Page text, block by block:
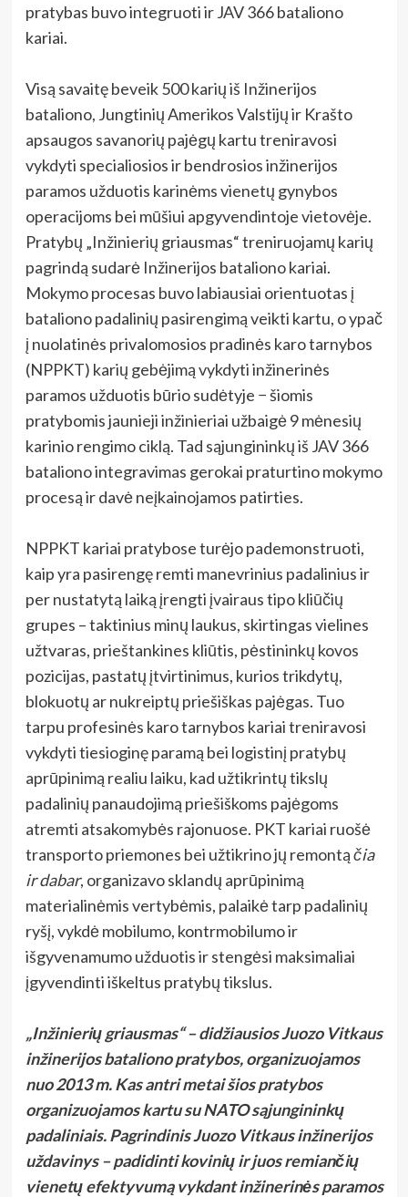
pratybas buvo integruoti ir JAV 366 bataliono
kariai.
Visą savaitę beveik 500 karių iš Inžinerijos
bataliono, Jungtinių Amerikos Valstijų ir Krašto
apsaugos savanorių pajėgų kartu treniravosi
vykdyti specialiosios ir bendrosios inžinerijos
paramos užduotis karinėms vienetų gynybos
operacijoms bei mūšiui apgyvendintoje vietovėje.
Pratybų „Inžinierių griausmas“ treniruojamų karių
pagrindą sudarė Inžinerijos bataliono kariai.
Mokymo procesas buvo labiausiai orientuotas į
bataliono padalinių pasirengimą veikti kartu, o ypač
į nuolatinės privalomosios pradinės karo tarnybos
(NPPKT) karių gebėjimą vykdyti inžinerinės
paramos užduotis būrio sudėtyje − šiomis
pratybomis jaunieji inžinieriai užbaigė 9 mėnesių
karinio rengimo ciklą. Tad sąjungininkų iš JAV 366
bataliono integravimas gerokai praturtino mokymo
procesą ir davė neįkainojamos patirties.
NPPKT kariai pratybose turėjo pademonstruoti,
kaip yra pasirengę remti manevrinius padalinius ir
per nustatytą laiką įrengti įvairaus tipo kliūčių
grupes – taktinius minų laukus, skirtingas vielines
užtvaras, prieštankines kliūtis, pėstininkų kovos
pozicijas, pastatų įtvirtinimus, kurios trikdytų,
blokuotų ar nukreiptų priešiškas pajėgas. Tuo
tarpu profesinės karo tarnybos kariai treniravosi
vykdyti tiesioginę paramą bei logistinį pratybų
aprūpinimą realiu laiku, kad užtikrintų tikslų
padalinių panaudojimą priešiškoms pajėgoms
atremti atsakomybės rajonuose. PKT kariai ruošė
transporto priemones bei užtikrino jų remontąčia
ir dabar, organizavo sklandų aprūpinimą
materialinėmis vertybėmis, palaikė tarp padalinių
ryšį, vykdė mobilumo, kontrmobilumo ir
išgyvenamumo užduotis ir stengėsi maksimaliai
įgyvendinti iškeltus pratybų tikslus.
„Inžinierių griausmas“ – didžiausios Juozo Vitkaus
inžinerijos bataliono pratybos, organizuojamos
nuo 2013 m. Kas antri metai šios pratybos
organizuojamos kartu su NATO sąjungininkų
padaliniais. Pagrindinis Juozo Vitkaus inžinerijos
uždavinys – padidinti kovinių ir juos remiančių
vienetų efektyvumą vykdant inžinerinės paramos